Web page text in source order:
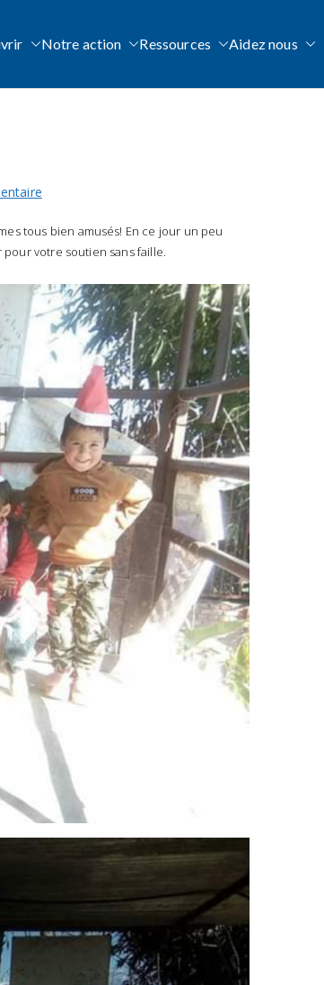
risk and in street situations.
Notre action Ressources Aidez nous
sur
Noël!
tous bien amusés! En ce jour un peu
votre soutien sans faille.